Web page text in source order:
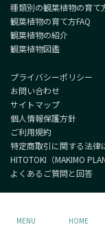
種類別の観葉植物の育て
観葉植物の育て方FAQ
観葉植物の紹介
観葉植物図鑑
プライバシーポリシー
お問い合わせ
サイトマップ
個人情報保護方針
ご利用規約
特定商取引に関する法律
HITOTOKI（MAKIMO
よくあるご質問と回答
MENU HOME